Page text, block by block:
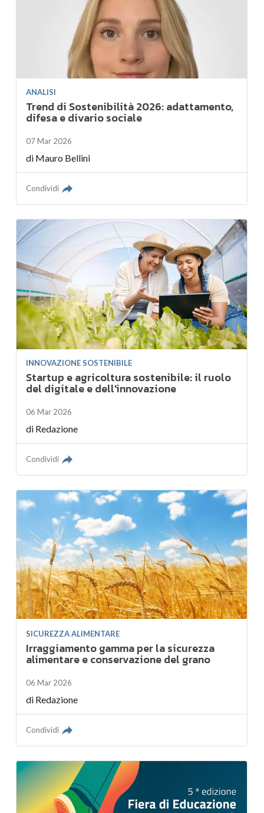
ANALISI
Trend di Sostenibilità 2026: adattamento,
difesa e divario sociale
07 Mar 2026
di Mauro Bellini
Condividi
INNOVAZIONE SOSTENIBILE
Startup e agricoltura sostenibile: il ruolo
del digitale e dell'innovazione
06 Mar 2026
di Redazione
Condividi
SICUREZZA ALIMENTARE
Irraggiamento gamma per la sicurezza
alimentare e conservazione del grano
06 Mar 2026
di Redazione
Condividi